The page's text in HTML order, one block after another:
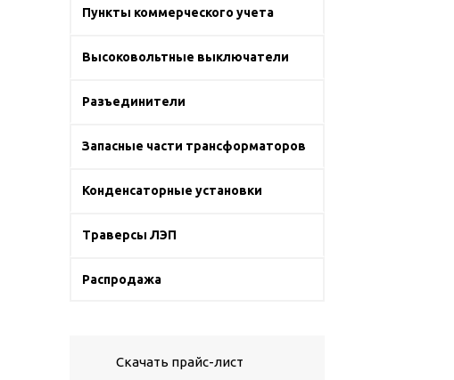
Пункты коммерческого учета
Высоковольтные выключатели
Разъединители
Запасные части трансформаторов
Конденсаторные установки
Траверсы ЛЭП
Распродажа
Скачать прайс-лист